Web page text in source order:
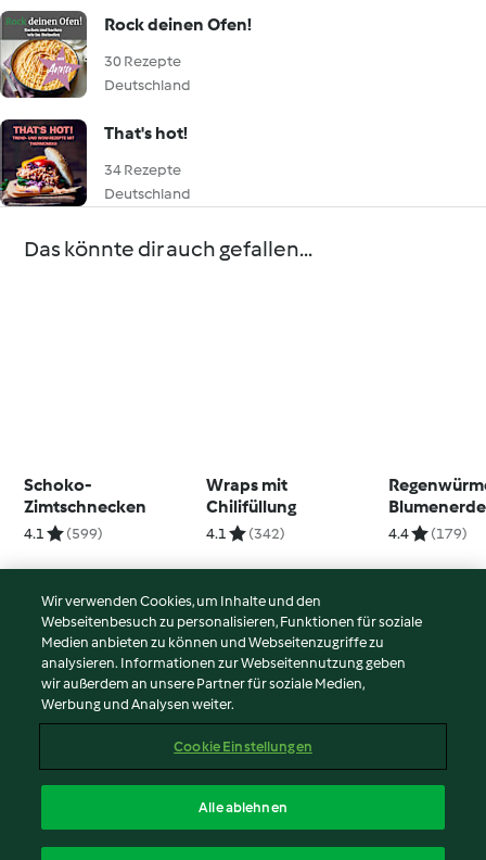
Rock deinen Ofen!
30 Rezepte
Deutschland
That's hot!
34 Rezepte
Deutschland
Das könnte dir auch gefallen...
Schoko-
Zimtschnecken
4.1 (599)
Wraps mit
Chilifüllung
4.1 (342)
Blumenerde
4.4 (179)
© Copyright 2026
Nutzungsbedingungen
Datenschutzrichtlinien
Impressum
Inhalt melden
Wir verwenden Cookies, um Inhalte und den
Webseitenbesuch zu personalisieren, Funktionen für soziale
Medien anbieten zu können und Webseitenzugriffe zu
analysieren. Informationen zur Webseitennutzung geben
wir außerdem an unsere Partner für soziale Medien,
Werbung und Analysen weiter.
Cookie Einstellungen
Alle ablehnen